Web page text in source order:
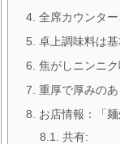
4. 全席カウンタ
5. 卓上調味料は
6. 焦がしニンニ
7. 重厚で厚みの
8.
お店情報：「麺
8.1.
共有: